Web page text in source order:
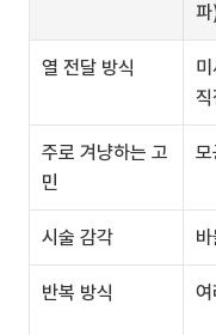
열 전달 방식
직
주로 겨냥하는 고
민
모
시술 감각
반복 방식 여